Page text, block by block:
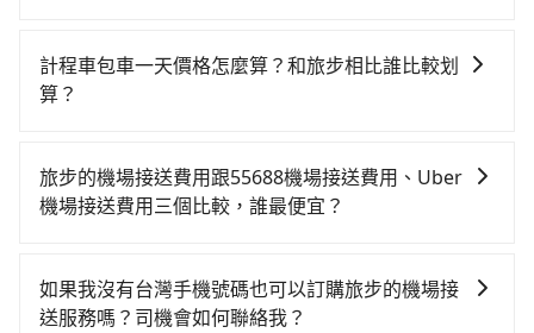
樣。另外，偶爾也會遇到明明已經預約了時間但上一位
用戶卻遲遲尚未歸還，又或者要還車時卻偏偏找不到停
使用時還是有其區域的限制，實際可停靠的地點與你的
上下車地點仍有段距離，在遇到下雨天或者載行李時，
時間減少而提前落地，可在落地後直接與司機電話聯
繫，司機只要車上無乘客或已經在機場周邊，會盡快配
李。此外，旅步的司機都是經過嚴格篩選和培訓的專業
司機，為您提供更加安全和穩定的機場接送服務。
需行程的公里數及車型而有所不同，建議可以直接上旅
步官網一鍵查價，即時試算您包車費用，清楚透明，且
計程車包車一天價格怎麼算？和旅步相比誰比較划
算？
格通常是根據時間或距離來計算，而且在不同城市和地
區，價格可能有所不同。另外，計程車包車價格也可能
下，旅步的包車服務價格相對更為透明和具體，一般是
按照包車時間和里程、車型來計費，價格在網站上公開
旅步的機場接送費用跟55688機場接送費用、Uber
機場接送費用三個比較，誰最便宜？
當天實際行駛里程及路線而有所不同，因為車資是浮動
的，相比於旅步提供的固定車資模式，除了能讓旅客更
如果我沒有台灣手機號碼也可以訂購旅步的機場接
送服務嗎？司機會如何聯絡我？